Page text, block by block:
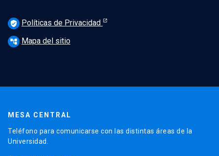
verified_user Políticas de Privacidad
account_tree Mapa del sitio
MESA CENTRAL
Teléfono para comunicarse con las distintas áreas de la
Universidad.